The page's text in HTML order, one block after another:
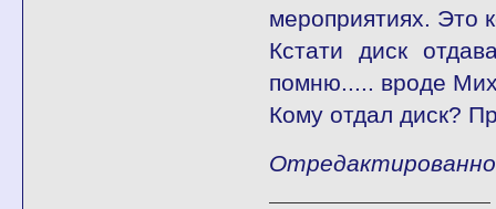
мероприятиях. Это
Кстати диск
помню..... вроде
Кому отдал диск?